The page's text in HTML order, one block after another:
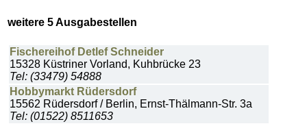
weitere 5 Ausgabestellen
Fischereihof Detlef Schneider
15328 Küstriner Vorland, Kuhbrücke 23
Tel: (33479) 54888
Hobbymarkt Rüdersdorf
15562 Rüdersdorf / Berlin, Ernst-Thälmann-Str. 3a
Tel: (01522) 8511653